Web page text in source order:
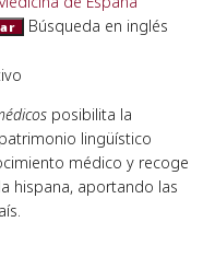
Búsqueda en inglés
posibilita la
lingüístico
médico y recoge
hispana, aportando las